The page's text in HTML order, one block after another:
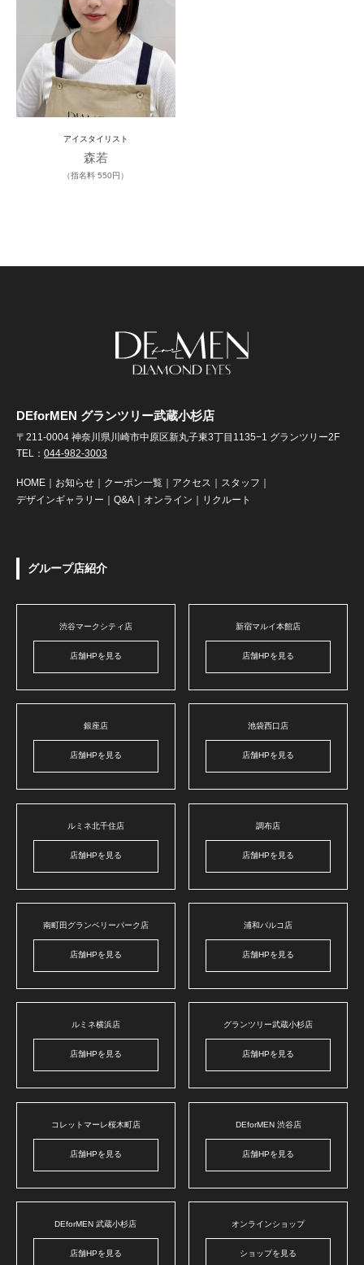
アイスタイリスト
森若
（指名料 550円）
DEforMEN グランツリー武蔵小杉店
〒211-0004 神奈川県川崎市中原区新丸子東3丁目1135−1 グランツリー2F
TEL： 044-982-3003
HOME お知らせ クーポン一覧 アクセス スタッフ
デザインギャラリー
Q&A オンライン リクルート
グループ店紹介
渋谷マークシティ店
店舗HPを見る
新宿マルイ本館店
店舗HPを見る
銀座店
店舗HPを見る
池袋西口店
店舗HPを見る
ルミネ北千住店
店舗HPを見る
調布店
店舗HPを見る
南町田グランベリーパーク店
店舗HPを見る
浦和パルコ店
店舗HPを見る
ルミネ横浜店
店舗HPを見る
グランツリー武蔵小杉店
店舗HPを見る
コレットマーレ桜木町店
店舗HPを見る
DEforMEN 渋谷店
店舗HPを見る
DEforMEN 武蔵小杉店
店舗HPを見る
オンラインショップ
ショップを見る